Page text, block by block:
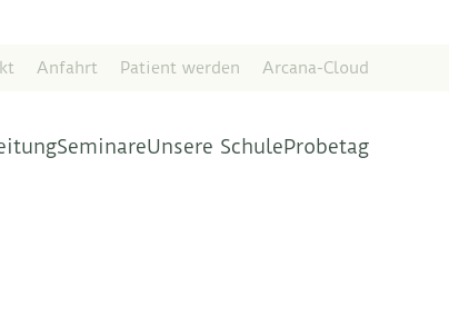
Anfahrt Patient werden Arcana-Cloud
SeminareUnsere SchuleProbetag